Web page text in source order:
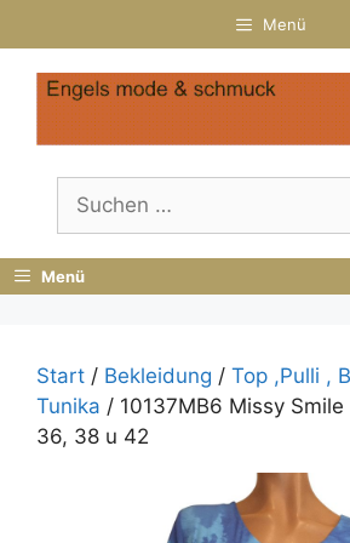
Inhalt
springen
Menü
nach:
Menü
Start / Bekleidung / Top ,Pulli ,
Tunika / 10137MB6 Missy
36, 38 u 42